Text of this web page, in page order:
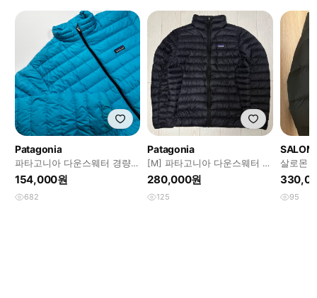
Patagonia
파타고니아 다운스웨터 경량패
딩
154,000원
682
Patagonia
[M] 파타고니아 다운스웨터 패
딩
280,000원
125
살로몬
95